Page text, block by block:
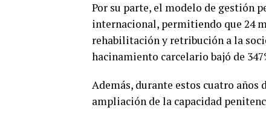
Por su parte, el modelo de gestión
internacional, permitiendo que 24
rehabilitación y retribución a la
hacinamiento carcelario bajó de
Además, durante estos cuatro
ampliación de la capacidad